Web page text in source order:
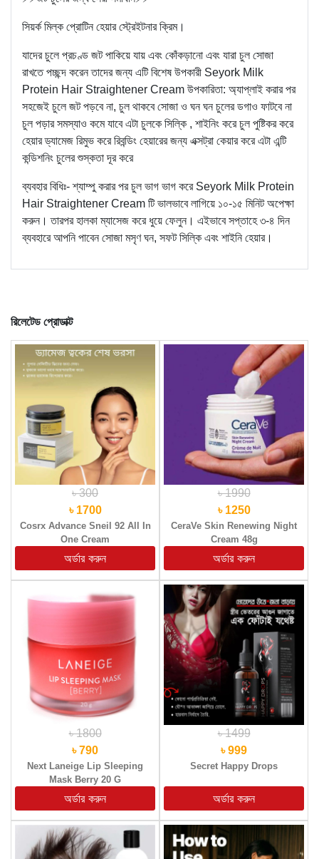
সিয়র্ক মিল্ক প্রোটিন হেয়ার স্ট্রেইটনার ক্রিম।
যাদের চুলে প্রচণ্ড জট পাকিয়ে যায় এবং কোঁকড়ানো এবং যারা চুল সোজা
রাখতে পচ্ছন্দ করেন তাদের জন্য এটি বিশেষ উপকারী Seyork Milk
Protein Hair Straightener Cream উপকারিতা: অ্যাপ্লাই করার পর
সহজেই চুলে জট পড়বে না, চুল থাকবে সোজা ও ঘন ঘন চুলের ডগাও ফাটবে না
চুল পড়ার সমস্যাও কমে যাবে এটা চুলকে সিল্কি , শাইনিং করে চুল পুষ্টিকর করে
হেয়ার ড্যামেজ রিমুভ করে রিবন্ডিং হেয়ারের জন্য এক্সট্রা কেয়ার করে এটা এন্টি
কন্ডিশনিং চুলের শুস্কতা দূর করে
ব্যবহার বিধিঃ- শ্যাম্পু করার পর চুল ভাগ ভাগ করে Seyork Milk Protein
Hair Straightener Cream টি ভালভাবে লাগিয়ে ১০-১৫ মিনিট অপেক্ষা
করুন। তারপর হালকা ম্যাসেজ করে ধুয়ে ফেলুন। এইভাবে সপ্তাহে ৩-৪ দিন
ব্যবহারে আপনি পাবেন সোজা মসৃণ ঘন, সফট সিল্কি এবং শাইনি হেয়ার।
রিলেটেড প্রোডাক্ট
৳ 300
৳ 1700
Cosrx Advance Sneil 92 All In
One Cream
৳ 1990
৳ 1250
CeraVe Skin Renewing Night
Cream 48g
৳ 1800
৳ 790
Next Laneige Lip Sleeping
Mask Berry 20 G
৳ 1499
৳ 999
Secret Happy Drops